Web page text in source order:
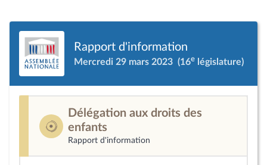
Rapport d'information
Mercredi 29 mars 2023 (16e législature)
Délégation aux droits des
enfants
Rapport d'information